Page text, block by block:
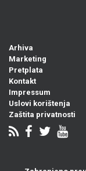
Arhiva
Marketing
Pretplata
Kontakt
Impressum
Uslovi korištenja
Zaštita privatnosti